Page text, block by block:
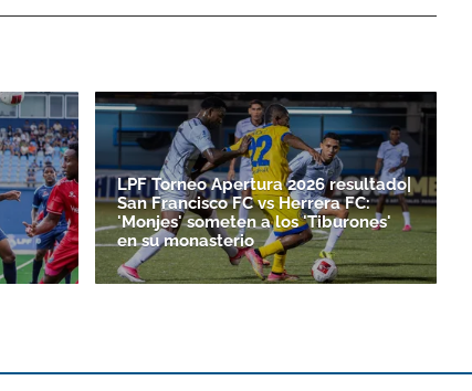
LPF Torneo Apertura 2026 resultado|
San Francisco FC vs Herrera FC:
'Monjes' someten a los 'Tiburones'
en su monasterio